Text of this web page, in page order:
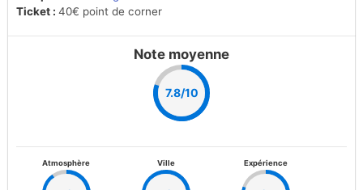
Ticket : 40€ point de corner
Note moyenne
7.8/10
Atmosphère Ville Expérience